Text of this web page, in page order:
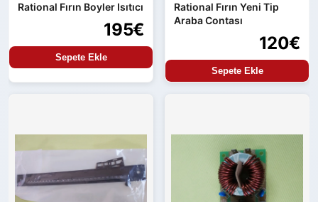
Rational Fırın Boyler Isıtıcı
195€
Sepete Ekle
Rational Fırın Yeni Tip
Araba Contası
120€
Sepete Ekle